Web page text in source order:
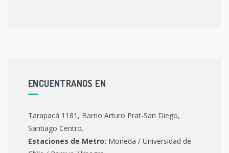
ENCUENTRANOS EN
Tarapacá 1181, Barrio Arturo Prat-San Diego,
Santiago Centro.
Estaciones de Metro: Moneda / Universidad de